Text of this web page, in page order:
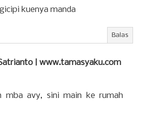
kuenya manda
Balas
| www.tamasyaku.com
mba avy, sini main ke rumah